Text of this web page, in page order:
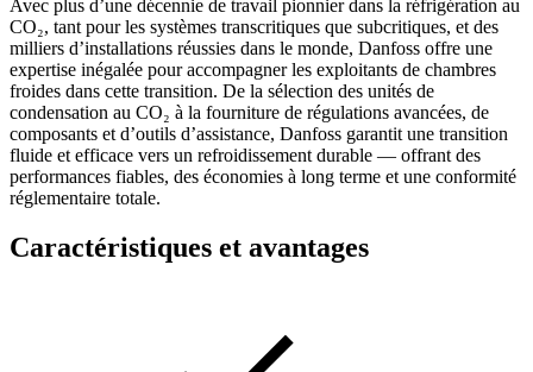
Avec plus d’une décennie de travail pionnier dans la réfrigération au
CO₂, tant pour les systèmes transcritiques que subcritiques, et des
milliers d’installations réussies dans le monde, Danfoss offre une
expertise inégalée pour accompagner les exploitants de chambres
froides dans cette transition. De la sélection des unités de
condensation au CO₂ à la fourniture de régulations avancées, de
composants et d’outils d’assistance, Danfoss garantit une transition
fluide et efficace vers un refroidissement durable — offrant des
performances fiables, des économies à long terme et une conformité
réglementaire totale.
Caractéristiques et avantages